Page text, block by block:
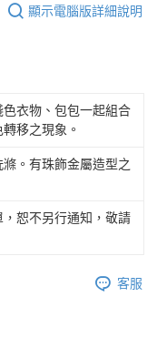
顯示電腦版詳細說明
衣物、包包一起組合
移之現象。
。有珠飾金屬造型之
恕不另行通知，敬請
客服